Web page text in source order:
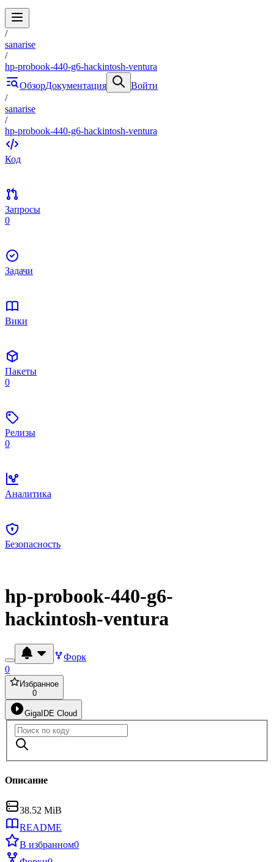
/
sanarise
/
hp-probook-440-g6-hackintosh-ventura
ОбзорДокументация
Войти
/
sanarise
/
hp-probook-440-g6-hackintosh-ventura
Код
Запросы
0
Задачи
Вики
Пакеты
0
Релизы
0
Аналитика
Безопасность
hp-probook-440-g6-
hackintosh-ventura
Форк
0
Избранное
0
GigaIDE Cloud
Описание
38.52 MiB
README
В избранном0